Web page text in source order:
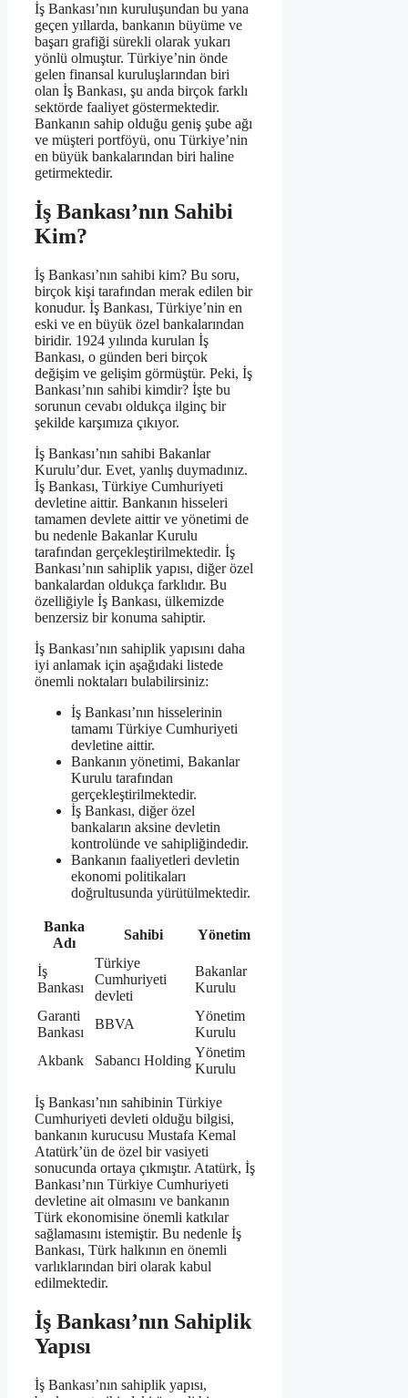
İş Bankası’nın kuruluşundan bu yana
geçen yıllarda, bankanın büyüme ve
başarı grafiği sürekli olarak yukarı
yönlü olmuştur. Türkiye’nin önde
gelen finansal kuruluşlarından biri
olan İş Bankası, şu anda birçok farklı
sektörde faaliyet göstermektedir.
Bankanın sahip olduğu geniş şube ağı
ve müşteri portföyü, onu Türkiye’nin
en büyük bankalarından biri haline
getirmektedir.
İş Bankası’nın Sahibi
Kim?
İş Bankası’nın sahibi kim? Bu soru,
birçok kişi tarafından merak edilen bir
konudur. İş Bankası, Türkiye’nin en
eski ve en büyük özel bankalarından
biridir. 1924 yılında kurulan İş
Bankası, o günden beri birçok
değişim ve gelişim görmüştür. Peki, İş
Bankası’nın sahibi kimdir? İşte bu
sorunun cevabı oldukça ilginç bir
şekilde karşımıza çıkıyor.
İş Bankası’nın sahibi Bakanlar
Kurulu’dur. Evet, yanlış duymadınız.
İş Bankası, Türkiye Cumhuriyeti
devletine aittir. Bankanın hisseleri
tamamen devlete aittir ve yönetimi de
bu nedenle Bakanlar Kurulu
tarafından gerçekleştirilmektedir. İş
Bankası’nın sahiplik yapısı, diğer özel
bankalardan oldukça farklıdır. Bu
özelliğiyle İş Bankası, ülkemizde
benzersiz bir konuma sahiptir.
İş Bankası’nın sahiplik yapısını daha
iyi anlamak için aşağıdaki listede
önemli noktaları bulabilirsiniz:
İş Bankası’nın hisselerinin
tamamı Türkiye Cumhuriyeti
devletine aittir.
Bankanın yönetimi, Bakanlar
Kurulu tarafından
gerçekleştirilmektedir.
İş Bankası, diğer özel
bankaların aksine devletin
kontrolünde ve sahipliğindedir.
Bankanın faaliyetleri devletin
ekonomi politikaları
doğrultusunda yürütülmektedir.
Banka
Adı
Sahibi Yönetim
İş
Bankası
Türkiye
Cumhuriyeti
devleti
Bakanlar
Kurulu
Garanti
Bankası
BBVA
Yönetim
Kurulu
Akbank
Sabancı Holding
Yönetim
Kurulu
İş Bankası’nın sahibinin Türkiye
Cumhuriyeti devleti olduğu bilgisi,
bankanın kurucusu Mustafa Kemal
Atatürk’ün de özel bir vasiyeti
sonucunda ortaya çıkmıştır. Atatürk, İş
Bankası’nın Türkiye Cumhuriyeti
devletine ait olmasını ve bankanın
Türk ekonomisine önemli katkılar
sağlamasını istemiştir. Bu nedenle İş
Bankası, Türk halkının en önemli
varlıklarından biri olarak kabul
edilmektedir.
İş Bankası’nın Sahiplik
Yapısı
İş Bankası’nın sahiplik yapısı,